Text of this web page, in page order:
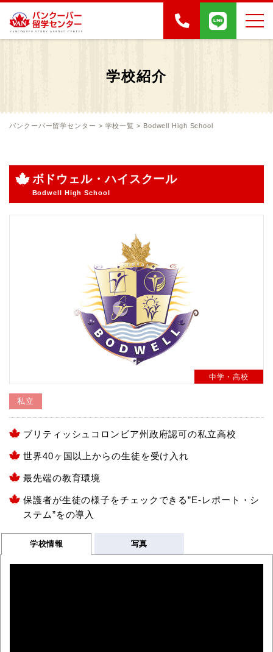
学校紹介
バンクーバー留学センター > 学校一覧 > Bodwell High School
ボドウェル・ハイスクール
Bodwell High School
中学・高校
私立
ブリティッシュコロンビア州政府認可の私立高校
世界40ヶ国以上からの生徒を受け入れ
最先端の教育環境
保護者が生徒の様子をチェックできる”E-レポート・シ
ステム”をの導入
学校情報 写真